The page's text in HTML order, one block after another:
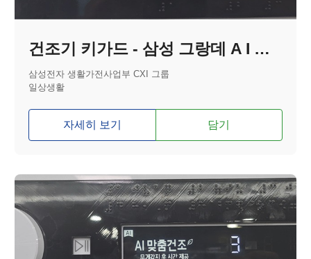
건조기 키가드 - 삼성 그랑데 A I 분리형
삼성전자 생활가전사업부 CXI 그룹
일상생활
자세히 보기 담기